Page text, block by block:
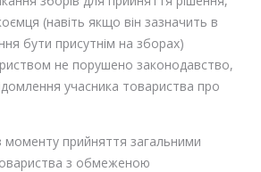
(навіть якщо він зазначить в
бути присутнім на зборах)
не порушено законодавство,
учасника товариства про
прийняття загальними
з обмеженою